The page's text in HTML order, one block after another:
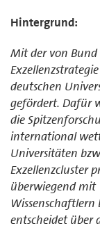
Hintergrund:
Mit der von
deutschen
gefördert. Dafür
die
international
Universitäten
Exzellenzcluster
überwiegend mit
Wissenschaftlern
entscheidet über